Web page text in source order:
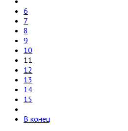
6
7
8
9
10
11
12
13
14
15
В конец